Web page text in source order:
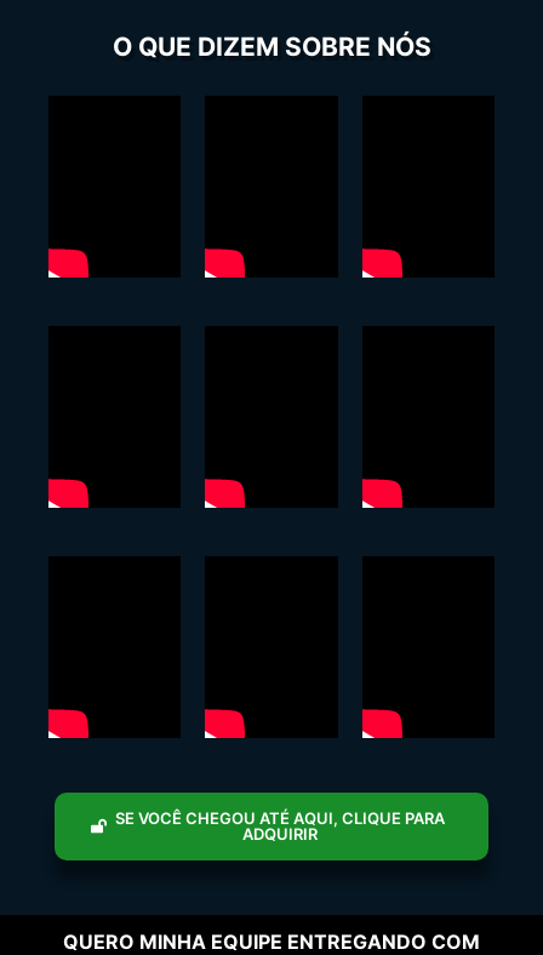
O QUE DIZEM SOBRE NÓS
SE VOCÊ CHEGOU ATÉ AQUI, CLIQUE PARA
ADQUIRIR
QUERO MINHA EQUIPE ENTREGANDO COM